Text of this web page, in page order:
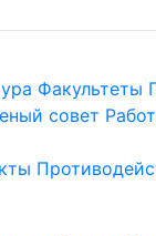
Факультеты
совет